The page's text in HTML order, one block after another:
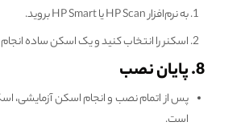
به نرم‌افزار HP Scan یا HP Smart بروید.
اسکنر را انتخاب کنید و یک اسکن ساده
8. پایان نصب
پس از اتمام نصب و انجام اسکن آزمایشی،
است.